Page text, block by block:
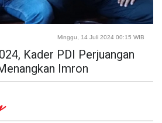
Minggu, 14 Juli 2024 00:15 WIB
Kader PDI Perjuangan
Imron